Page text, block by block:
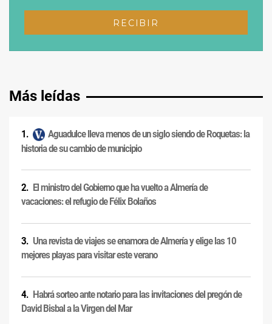
Más leídas
Aguadulce lleva menos de un siglo siendo de Roquetas: la
historia de su cambio de municipio
El ministro del Gobierno que ha vuelto a Almería de
vacaciones: el refugio de Félix Bolaños
Una revista de viajes se enamora de Almería y elige las 10
mejores playas para visitar este verano
Habrá sorteo ante notario para las invitaciones del pregón de
David Bisbal a la Virgen del Mar